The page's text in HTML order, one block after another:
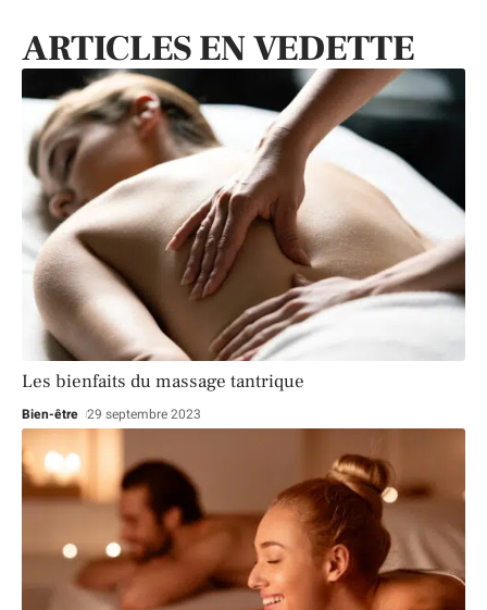
ARTICLES EN VEDETTE
Les bienfaits du massage tantrique
Bien-être 29 septembre 2023